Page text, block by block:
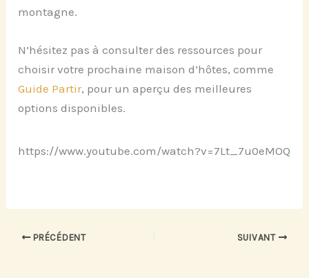
montagne.
N’hésitez pas à consulter des ressources pour
choisir votre prochaine maison d’hôtes, comme
Guide Partir, pour un aperçu des meilleures
options disponibles.
https://www.youtube.com/watch?v=7Lt_7u0eMOQ
PRÉCÉDENT SUIVANT